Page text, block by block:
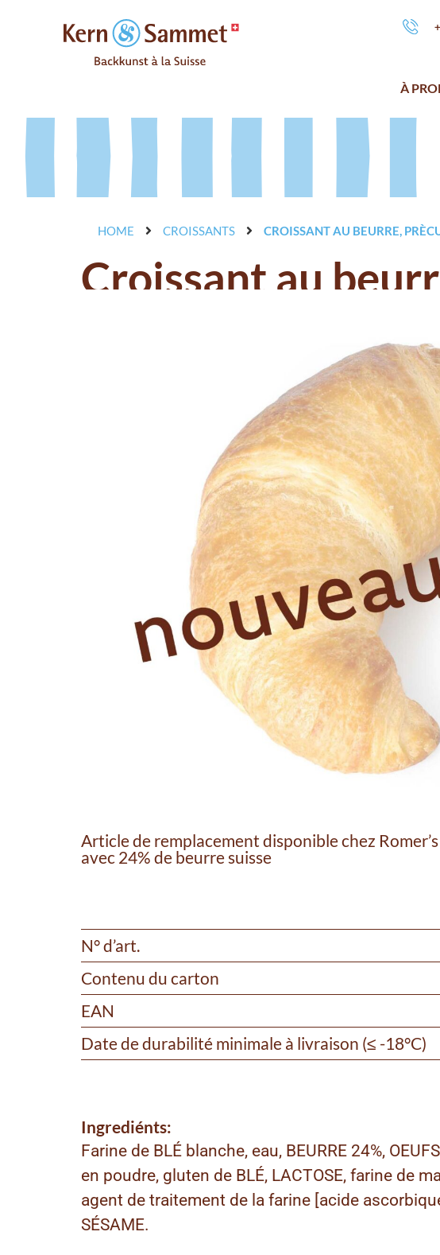
À
HOME CROISSANTS CROISSANT AU BEURRE,
Croissant au
Article de remplacement disponible chez
avec 24% de beurre suisse
N° d’art.
Contenu du carton
EAN
Date de durabilité minimale à livraison (≤ -18°C)
Ingrediénts:
Farine de BLÉ blanche, eau, BEURRE 24%,
en poudre, gluten de BLÉ, LACTOSE, farine de
agent de traitement de la farine [acide
SÉSAME.